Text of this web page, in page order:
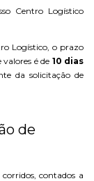
Centro Logístico
Logístico, o prazo
é de 10 dias
da solicitação de
de
contados a